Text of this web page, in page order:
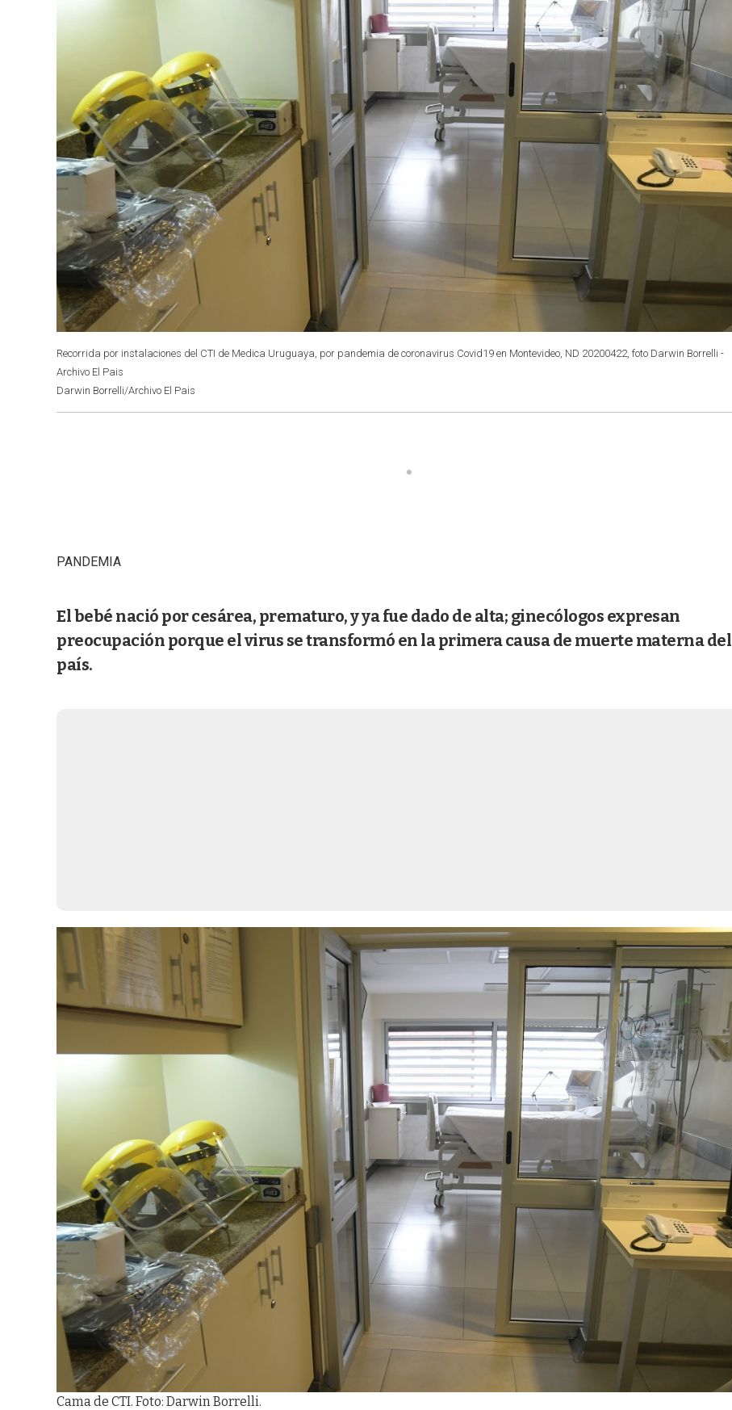
Recorrida por instalaciones del CTI de Medica Uruguaya, por pandemia de coronavirus Covid19 en Montevideo, ND 20200422, foto Darwin Borrelli -
Archivo El Pais
Darwin Borrelli/Archivo El Pais
PANDEMIA
El bebé nació por cesárea, prematuro, y ya fue dado de alta; ginecólogos expresan
preocupación porque el virus se transformó en la primera causa de muerte materna del
país.
Cama de CTI. Foto: Darwin Borrelli.